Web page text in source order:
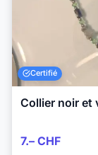
Certifié
Collier noir et
7.– CHF